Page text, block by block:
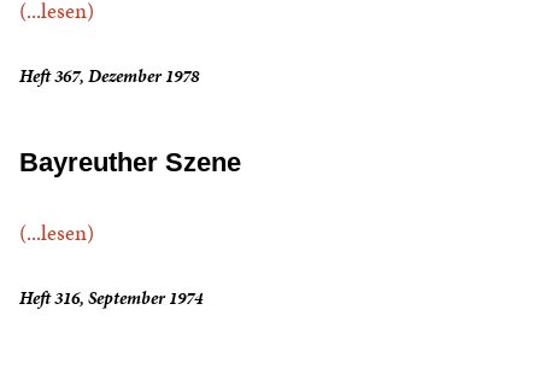
(...lesen)
Heft 367, Dezember 1978
Bayreuther Szene
(...lesen)
Heft 316, September 1974